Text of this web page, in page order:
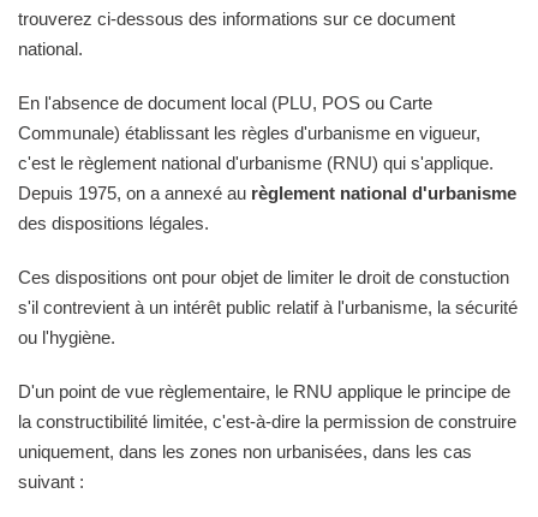
trouverez ci-dessous des informations sur ce document
national.
En l'absence de document local (PLU, POS ou Carte
Communale) établissant les règles d'urbanisme en vigueur,
c'est le règlement national d'urbanisme (RNU) qui s'applique.
Depuis 1975, on a annexé au règlement national d'urbanisme
des dispositions légales.
Ces dispositions ont pour objet de limiter le droit de constuction
s'il contrevient à un intérêt public relatif à l'urbanisme, la sécurité
ou l'hygiène.
D'un point de vue règlementaire, le RNU applique le principe de
la constructibilité limitée, c'est-à-dire la permission de construire
uniquement, dans les zones non urbanisées, dans les cas
suivant :